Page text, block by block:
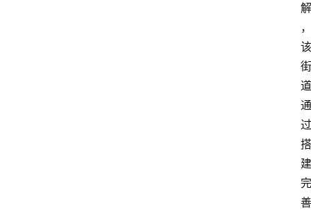
解
，
该
街
道
通
过
搭
建
完
善